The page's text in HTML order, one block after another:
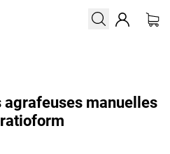
manuelles